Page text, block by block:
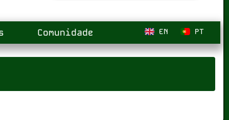
Comunidade PT
EN